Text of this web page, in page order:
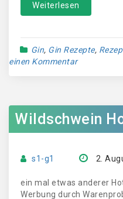
Weiterlesen
Gin, Gin Rezepte,
einen Kommentar
Wildschwein
s1-g1 2.
ein mal etwas anderer
Werbung durch